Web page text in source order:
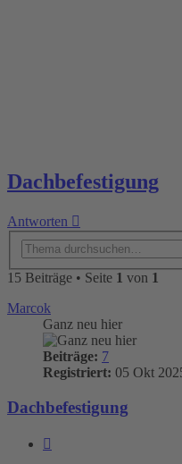
Dachbefestigung
Antworten
15 Beiträge • Seite 1 von 1
Marcok
Ganz neu hier
Beiträge: 7
Registriert: 05 Okt
Dachbefestigung